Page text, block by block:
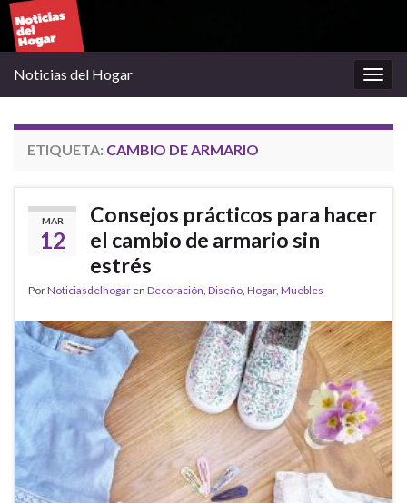
la
Noticias del Hogar
ETIQUETA: CAMBIO DE ARMARIO
MAR
12
Consejos prácticos para hacer
el cambio de armario sin
estrés
PorNoticiasdelhogar en Decoración, Diseño, Hogar, Muebles